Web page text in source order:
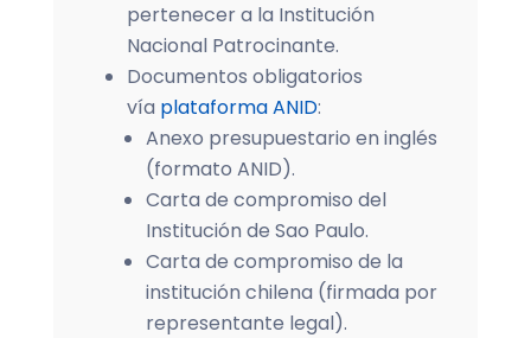
pertenecer a la Institución
Nacional Patrocinante.
Documentos obligatorios
vía plataforma ANID:
Anexo presupuestario en inglés
(formato ANID).
Carta de compromiso del
Institución de Sao Paulo.
Carta de compromiso de la
institución chilena (firmada por
representante legal).